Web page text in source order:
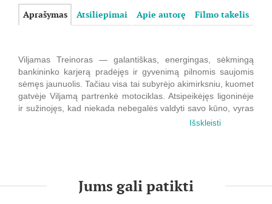
Aprašymas Atsiliepimai Apie autorę Filmo takelis
Viljamas Treinoras — galantiškas, energingas, sėkmingą
bankininko karjerą pradėjęs ir gyvenimą pilnomis saujomis
sėmęs jaunuolis. Tačiau visa tai subyrėjo akimirksniu, kuomet
gatvėje Viljamą partrenkė motociklas. Atsipeikėjęs ligoninėje
ir sužinojęs, kad niekada nebegalės valdyti savo kūno, vyras
prarado bet kokį norą gyventi, apsišarvavo cinizmu ir atstūmė
desperatiškai darbo ieškanti 26-erių metų Luiza negali sau
leisti atsisakyti gerai apmokamo pasiūlymo tapti Viljamo
Išskleisti
Jums gali patikti